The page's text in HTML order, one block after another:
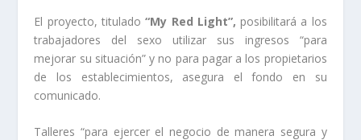
El proyecto, titulado “My Red Light”, posibilitará a los
trabajadores del sexo utilizar sus ingresos “para
mejorar su situación” y no para pagar a los propietarios
de los establecimientos, asegura el fondo en su
comunicado.
Talleres “para ejercer el negocio de manera segura y